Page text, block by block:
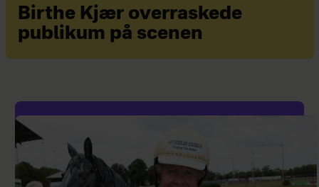
Birthe Kjær overraskede
publikum på scenen